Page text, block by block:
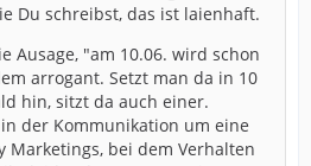
Du schreibst, das ist laienhaft.
Ausage, "am 10.06. wird schon
arrogant. Setzt man da in 10
hin, sitzt da auch einer.
der Kommunikation um eine
Marketings, bei dem Verhalten